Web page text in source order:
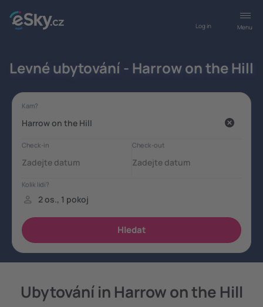
Menu
Log in
Levné ubytování - Harrow on the Hill
Ubytování in Harrow on the Hill